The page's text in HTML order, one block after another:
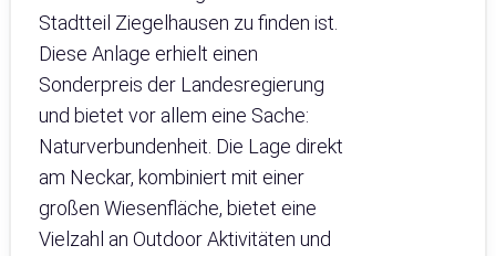
Stadtteil Ziegelhausen zu finden ist.
Diese Anlage erhielt einen
Sonderpreis der Landesregierung
und bietet vor allem eine Sache:
Naturverbundenheit. Die Lage direkt
am Neckar, kombiniert mit einer
großen Wiesenfläche, bietet eine
Vielzahl an Outdoor Aktivitäten und